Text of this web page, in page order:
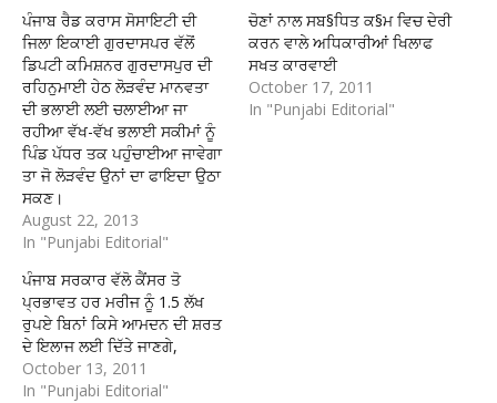
ਪੰਜਾਬ ਰੈਡ ਕਰਾਸ ਸੋਸਾਇਟੀ ਦੀ
ਜਿਲਾ ਇਕਾਈ ਗੁਰਦਾਸਪਰ ਵੱਲੋਂ
ਡਿਪਟੀ ਕਮਿਸ਼ਨਰ ਗੁਰਦਾਸਪੁਰ ਦੀ
ਰਹਿਨੁਮਾਈ ਹੇਠ ਲੋੜਵੰਦ ਮਾਨਵਤਾ
ਦੀ ਭਲਾਈ ਲਈ ਚਲਾਈਆ ਜਾ
ਰਹੀਆ ਵੱਖ-ਵੱਖ ਭਲਾਈ ਸਕੀਮਾਂ ਨੂੰ
ਪਿੰਡ ਪੱਧਰ ਤਕ ਪਹੁੰਚਾਈਆ ਜਾਵੇਗਾ
ਤਾ ਜੋ ਲੋੜਵੰਦ ਉਨਾਂ ਦਾ ਫਾਇਦਾ ਉਠਾ
ਸਕਣ।
August 22, 2013
In "Punjabi Editorial"
ਚੋਣਾਂ ਨਾਲ ਸਬ§ਧਿਤ ਕ§ਮ ਵਿਚ ਦੇਰੀ
ਕਰਨ ਵਾਲੇ ਅਧਿਕਾਰੀਆਂ ਖਿਲਾਫ
ਸਖਤ ਕਾਰਵਾਈ
October 17, 2011
In "Punjabi Editorial"
ਪੰਜਾਬ ਸਰਕਾਰ ਵੱਲੋ ਕੈਂਸਰ ਤੋ
ਪ੍ਰਭਾਵਤ ਹਰ ਮਰੀਜ ਨੂੰ 1.5 ਲੱਖ
ਰੁਪਏ ਬਿਨਾਂ ਕਿਸੇ ਆਮਦਨ ਦੀ ਸ਼ਰਤ
ਦੇ ਇਲਾਜ ਲਈ ਦਿੱਤੇ ਜਾਣਗੇ,
October 13, 2011
In "Punjabi Editorial"